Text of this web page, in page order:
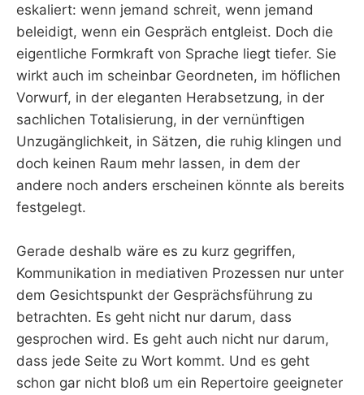
eskaliert: wenn jemand schreit, wenn jemand
beleidigt, wenn ein Gespräch entgleist. Doch die
eigentliche Formkraft von Sprache liegt tiefer. Sie
wirkt auch im scheinbar Geordneten, im höflichen
Vorwurf, in der eleganten Herabsetzung, in der
sachlichen Totalisierung, in der vernünftigen
Unzugänglichkeit, in Sätzen, die ruhig klingen und
doch keinen Raum mehr lassen, in dem der
andere noch anders erscheinen könnte als bereits
festgelegt.
Gerade deshalb wäre es zu kurz gegriffen,
Kommunikation in mediativen Prozessen nur unter
dem Gesichtspunkt der Gesprächsführung zu
betrachten. Es geht nicht nur darum, dass
gesprochen wird. Es geht auch nicht nur darum,
dass jede Seite zu Wort kommt. Und es geht
schon gar nicht bloß um ein Repertoire geeigneter